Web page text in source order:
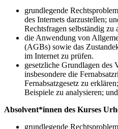
grundlegende
des Internets darzustellen;
Rechtsfragen selbständig zu
die Anwendung von
(AGBs) sowie das
im Internet zu prüfen.
gesetzliche Grundlagen des
insbesondere die
Fernabsatzgesetz zu
Beispiele zu analysieren;
Absolvent*innen des Kurses
grundlegende